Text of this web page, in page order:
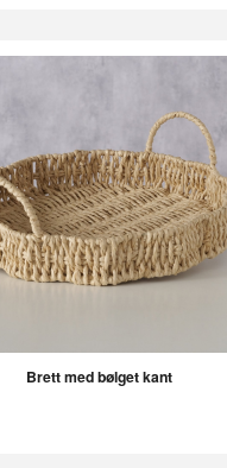
Brett med bølget kant